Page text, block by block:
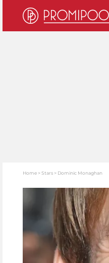
Home Stars Dominic Monaghan